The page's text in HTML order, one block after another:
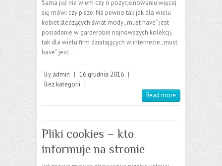
Sama już nie wiem czy o pozycjonowaniu więcej
się mówi czy pisze. Na pewno tak jak dla wielu
kobiet śledzących świat mody „must have” jest
posiadanie w garderobie najnowszych kolekcji,
tak dla wielu firm działających w internecie „must
have” jest…
By admin | 16 grudnia 2016 |
Bez kategorii |
Read more
Pliki cookies – kto
informuje na stronie